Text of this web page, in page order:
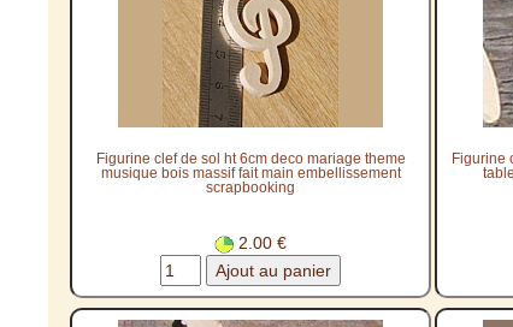
Figurine clef de sol ht 6cm deco mariage theme
musique bois massif fait main embellissement
scrapbooking
2.00 €
Figurine